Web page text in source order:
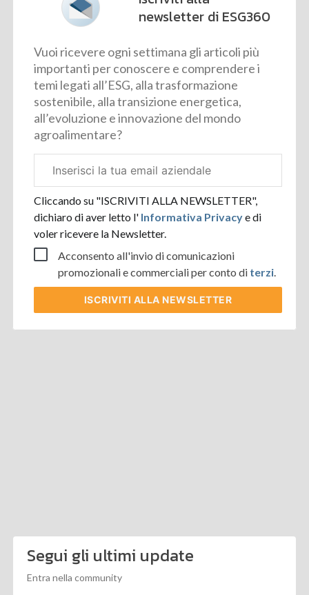
newsletter di ESG360
Vuoi ricevere ogni settimana gli articoli più
importanti per conoscere e comprendere i
temi legati all’ESG, alla trasformazione
sostenibile, alla transizione energetica,
all’evoluzione e innovazione del mondo
agroalimentare?
aziendale
Cliccando su "ISCRIVITI ALLA NEWSLETTER",
dichiaro di aver letto l' Informativa Privacye di
voler ricevere la Newsletter.
Acconsento all'invio di comunicazioni
promozionali e commerciali per conto di terzi.
ISCRIVITI ALLA NEWSLETTER
Segui gli ultimi update
Entra nella community